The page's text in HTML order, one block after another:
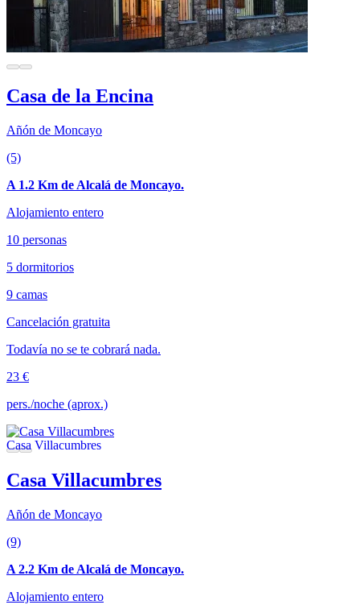
Casa de la Encina
Añón de Moncayo
(5)
A 1.2 Km de Alcalá de Moncayo.
Alojamiento entero
10 personas
5 dormitorios
9 camas
Cancelación gratuita
Todavía no se te cobrará nada.
23 €
pers./noche (aprox.)
Casa Villacumbres
Añón de Moncayo
(9)
A 2.2 Km de Alcalá de Moncayo.
Alojamiento entero